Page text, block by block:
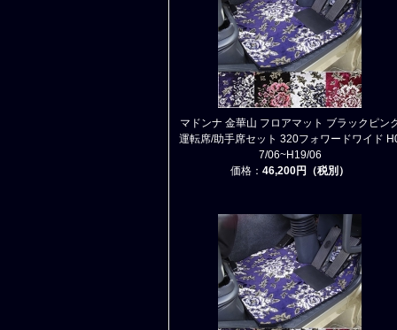
マドンナ 金華山 フロアマット ブラックピン
運転席/助手席セット 320フォワードワイド
7/06~H19/06
価格： 46,200円（税別）